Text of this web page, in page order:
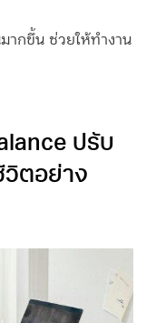
ากขึ้น ช่วยให้ทำงาน
ปรับ
วิตอย่าง